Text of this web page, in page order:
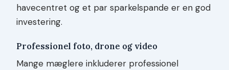
havecentret og et par sparkelspande er en god
investering.
Professionel foto, drone og video
Mange mæglere inkluderer professionel